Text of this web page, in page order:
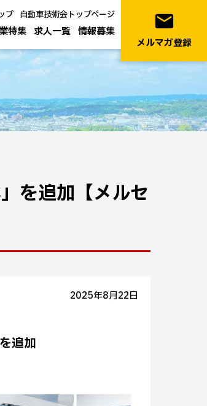
特集 求人一覧 情報募集
プ 自動車技術会トップページ email
メルマガ登録
を追加【メルセ
2025年8月22日
追加